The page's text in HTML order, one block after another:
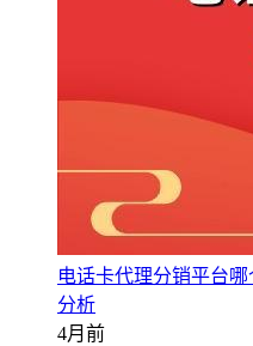
电话卡代理分销平台
分析
4月前